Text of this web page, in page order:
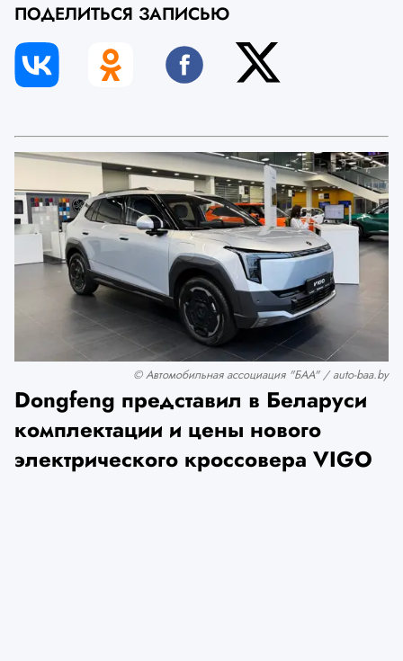
ПОДЕЛИТЬСЯ ЗАПИСЬЮ
© Автомобильная ассоциация "БАА" / auto-baa.by
Dongfeng представил в Беларуси
комплектации и цены нового
электрического кроссовера VIGO